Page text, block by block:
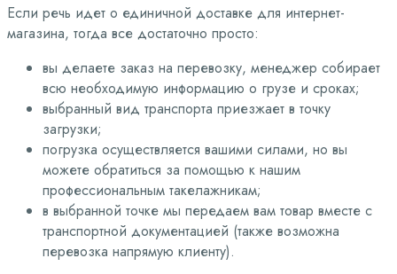
Если речь идет о единичной доставке для интернет-
магазина, тогда все достаточно просто:
вы делаете заказ на перевозку, менеджер собирает
всю необходимую информацию о грузе и сроках;
выбранный вид транспорта приезжает в точку
загрузки;
погрузка осуществляется вашими силами, но вы
можете обратиться за помощью к нашим
профессиональным такелажникам;
в выбранной точке мы передаем вам товар вместе с
транспортной документацией (также возможна
перевозка напрямую клиенту).